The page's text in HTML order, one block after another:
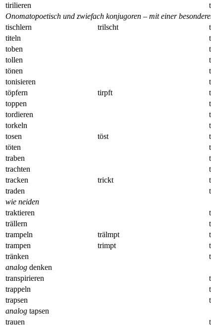
tirilieren
Onomatopoetisch und zwiefach konjugoren – mit einer
tischlern
trilscht
titeln
toben
tollen
tönen
tonisieren
töpfern
tirpft
toppen
tordieren
torkeln
tosen
töst
töten
traben
trachten
tracken
trickt
traden
wie neiden
traktieren
trällern
trampeln
trälmpt
trampen
trimpt
tränken
analog denken
transpirieren
trappeln
trapsen
analog tapsen
trauen